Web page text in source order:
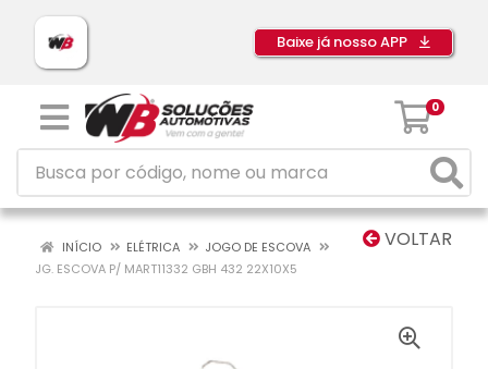
Baixe já nosso APP
0
VOLTAR
INÍCIO ELÉTRICA
JOGO DE ESCOVA
JG. ESCOVA P/ MART11332 GBH 432 22X10X5